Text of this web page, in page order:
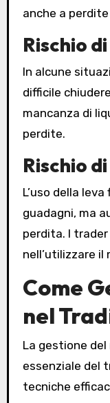
anche a
Rischio
In alcune
difficile
mancanza di
perdite.
Rischio
L’uso della
guadagni, ma
perdita. I
nell’utilizzare il
Come
nel
La gestione
essenziale del
tecniche